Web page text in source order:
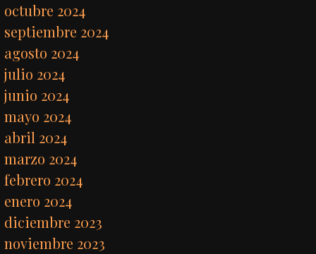
octubre 2024
septiembre 2024
agosto 2024
julio 2024
junio 2024
mayo 2024
abril 2024
marzo 2024
febrero 2024
enero 2024
diciembre 2023
noviembre 2023